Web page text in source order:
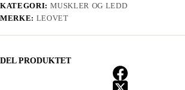
KATEGORI: MUSKLER OG LEDD
MERKE: LEOVET
DEL PRODUKTET